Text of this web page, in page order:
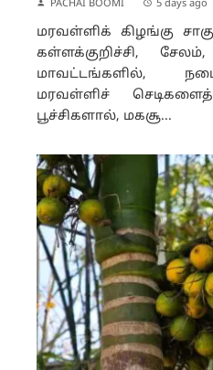
PACHAI BOOMI 5 days ago
மரவள்ளிக் கிழங்கு
கள்ளக்குறிச்சி,
மாவட்டங்களில்,
மரவள்ளிச்
பூச்சிகளால், மகசூ...